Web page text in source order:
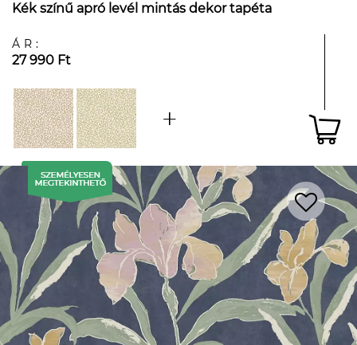
Kék színű apró levél mintás dekor tapéta
ÁR:
27 990 Ft